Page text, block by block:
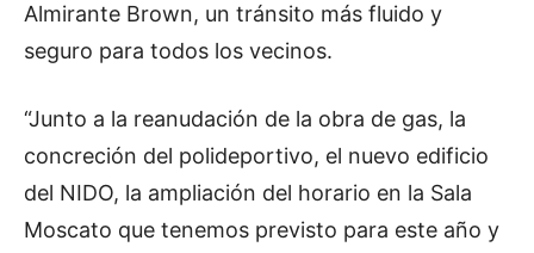
Almirante Brown, un tránsito más fluido y
seguro para todos los vecinos.
“Junto a la reanudación de la obra de gas, la
concreción del polideportivo, el nuevo edificio
del NIDO, la ampliación del horario en la Sala
Moscato que tenemos previsto para este año y